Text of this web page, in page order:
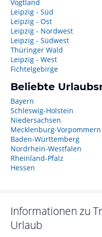
Vogtland
Leipzig - Süd
Leipzig - Ost
Leipzig - Nordwest
Leipzig - Südwest
Thüringer Wald
Leipzig - West
Fichtelgebirge
Beliebte
Bayern
Schleswig-Holstein
Niedersachsen
Mecklenburg-Vorpommern
Baden-Württemberg
Nordrhein-Westfalen
Rheinland-Pfalz
Hessen
Informationen zu
Urlaub